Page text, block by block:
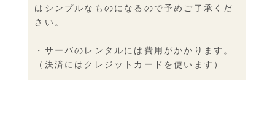
はシンプルなものになるので予めご了承くだ
さい。
・サーバのレンタルには費用がかかります。
（決済にはクレジットカードを使います）